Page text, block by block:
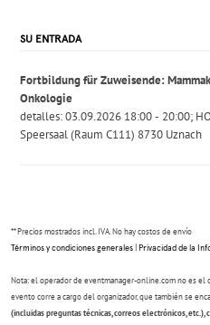
SU ENTRADA
Fortbildung für Zuweisende:
Onkologie
detalles:03.09.2026 18:00 - 20:00;
Speersaal (Raum C111) 8730 Uznach
** Precios mostrados incl. IVA. No hay costos de envío
Términos y condiciones generales Privacidad de la
Nota: el operador de eventmanager-online.com no es
evento corre a cargo del organizador, que también se
(incluidas preguntas técnicas, correos electrónicos,